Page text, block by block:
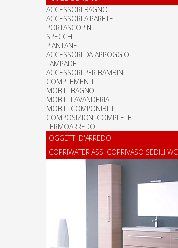
ACCESSORI BAGNO
ACCESSORI A PARETE
PORTASCOPINI
SPECCHI
PIANTANE
ACCESSORI DA APPOGGIO
LAMPADE
ACCESSORI PER BAMBINI
COMPLEMENTI
MOBILI BAGNO
MOBILI LAVANDERIA
MOBILI COMPONIBILI
COMPOSIZIONI COMPLETE
TERMOARREDO
OGGETTI D'ARREDO
COPRIWATER ASSI COPRIVASO SEDILI WC